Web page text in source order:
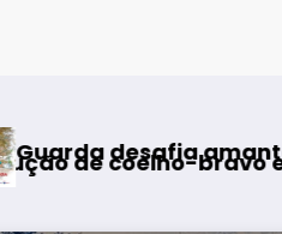
bravo em área
amantes do BTT na